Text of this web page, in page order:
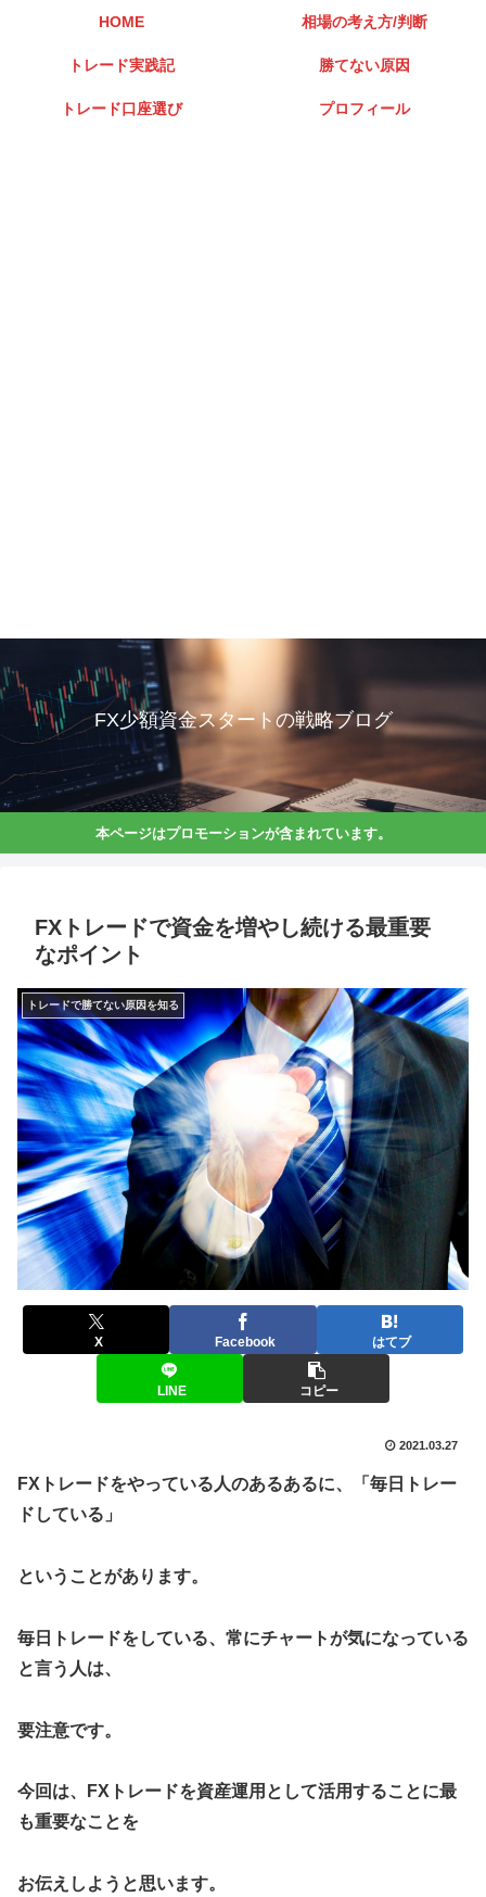
FX少額資金スタートの戦略ブログ
HOME 相場の考え方/判断
トレード実践記 勝てない原因
トレード口座選び プロフィール
本ページはプロモーションが含まれています。
FXトレードで資金を増やし続ける最重要
なポイント
トレードで勝てない原因を知る
X Facebook はてブ
LINE コピー
2021.03.27
FXトレードをやっている人のあるあるに、「毎日トレー
ドしている」
ということがあります。
毎日トレードをしている、常にチャートが気になっている
と言う人は、
要注意です。
今回は、FXトレードを資産運用として活用することに最
も重要なことを
お伝えしようと思います。